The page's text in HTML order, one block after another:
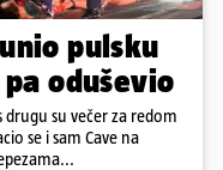
pulsku
oduševio
drugu su večer za redom
se i sam Cave na